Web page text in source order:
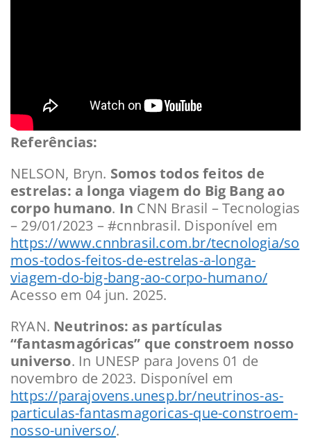
Referências:
NELSON, Bryn. Somos todos feitos de
estrelas: a longa viagem do Big Bang ao
corpo humano. In CNN Brasil – Tecnologias
– 29/01/2023 – #cnnbrasil. Disponível em
https://www.cnnbrasil.com.br/tecnologia/so
mos-todos-feitos-de-estrelas-a-longa-
viagem-do-big-bang-ao-corpo-humano/
Acesso em 04 jun. 2025.
RYAN. Neutrinos: as partículas
“fantasmagóricas” que constroem nosso
universo. In UNESP para Jovens 01 de
novembro de 2023. Disponível em
https://parajovens.unesp.br/neutrinos-as-
particulas-fantasmagoricas-que-constroem-
nosso-universo/.